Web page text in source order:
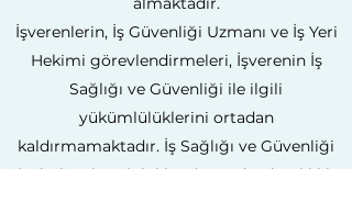
İşverenlerin, İş Güvenliği Uzmanı ve İş Yeri
Hekimi görevlendirmeleri, İşverenin İş
Sağlığı ve Güvenliği ile ilgili
yükümlülüklerini ortadan
kaldırmamaktadır. İş Sağlığı ve Güvenliği
ile ilgili yükümlülükler de medyada sıklıkla